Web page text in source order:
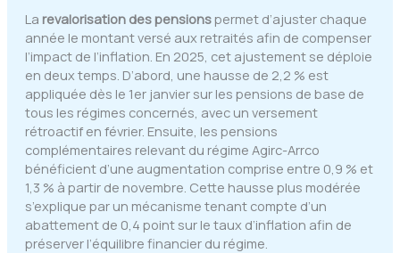
La revalorisation des pensionspermet d’ajuster chaque
année le montant versé aux retraités afin de compenser
l’impact de l’inflation. En 2025, cet ajustement se déploie
en deux temps. D’abord, une hausse de 2,2 % est
appliquée dès le 1er janvier sur les pensions de base de
tous les régimes concernés, avec un versement
rétroactif en février. Ensuite, les pensions
complémentaires relevant du régime Agirc-Arrco
bénéficient d’une augmentation comprise entre 0,9 % et
1,3 % à partir de novembre. Cette hausse plus modérée
s’explique par un mécanisme tenant compte d’un
abattement de 0,4 point sur le taux d’inflation afin de
préserver l’équilibre financier du régime.